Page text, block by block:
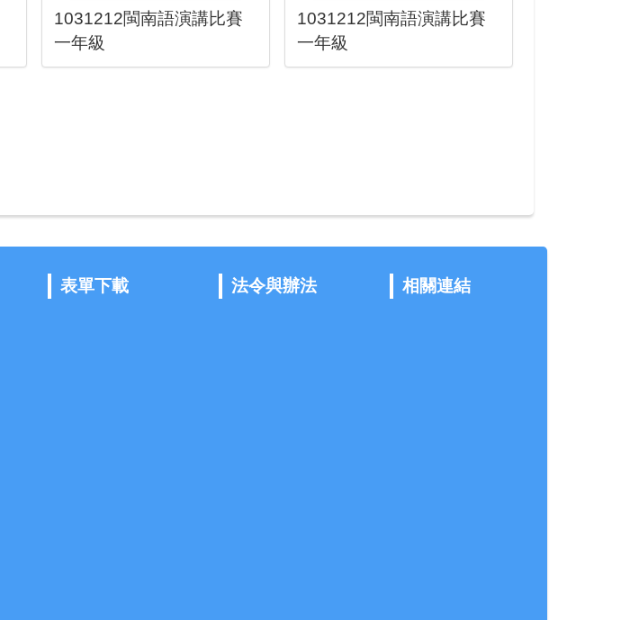
1031212閩南語演講比賽
一年級
1031212閩南語演講比賽
一年級
表單下載 法令與辦法 相關連結